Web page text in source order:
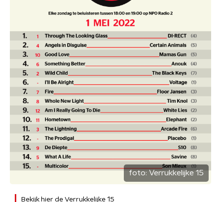
foto: Verrukkelijke 15
Bekijk hier de Verrukkelijke 15